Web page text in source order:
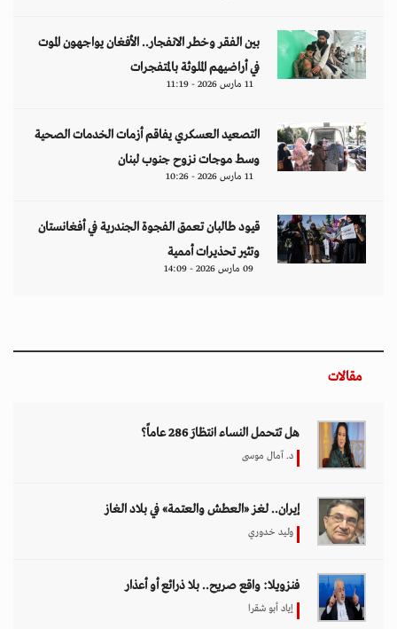
بين الفقر وخطر الانفجار.. الأفغان يواجهون الموت
في أراضيهم الملوثة بالمتفجرات
11 مارس 2026 - 11:19
التصعيد العسكري يفاقم أزمات الخدمات الصحية
وسط موجات نزوح جنوب لبنان
11 مارس 2026 - 10:26
قيود طالبان تعمق الفجوة الجندرية في أفغانستان
وتثير تحذيرات أممية
09 مارس 2026 - 14:09
مقالات
هل تتحمل النساء انتظارَ 286 عاماً؟
د. آمال موسى
إيران.. لغز «العطش والعتمة» في بلاد الغاز
وليد خدوري
فنزويلا: واقع صريح.. بلا ذرائع أو أعذار
إياد أبو شقرا